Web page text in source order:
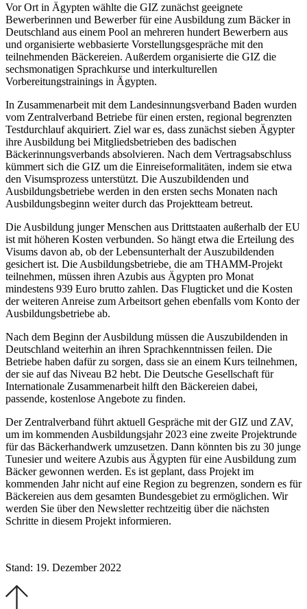
Vor Ort in Ägypten wählte die GIZ zunächst geeignete
Bewerberinnen und Bewerber für eine Ausbildung zum Bäcker in
Deutschland aus einem Pool an mehreren hundert Bewerbern aus
und organisierte webbasierte Vorstellungsgespräche mit den
teilnehmenden Bäckereien. Außerdem organisierte die GIZ die
sechsmonatigen Sprachkurse und interkulturellen
Vorbereitungstrainings in Ägypten.
In Zusammenarbeit mit dem Landesinnungsverband Baden wurden
vom Zentralverband Betriebe für einen ersten, regional begrenzten
Testdurchlauf akquiriert. Ziel war es, dass zunächst sieben Ägypter
ihre Ausbildung bei Mitgliedsbetrieben des badischen
Bäckerinnungsverbands absolvieren. Nach dem Vertragsabschluss
kümmert sich die GIZ um die Einreiseformalitäten, indem sie etwa
den Visumsprozess unterstützt. Die Auszubildenden und
Ausbildungsbetriebe werden in den ersten sechs Monaten nach
Ausbildungsbeginn weiter durch das Projektteam betreut.
Die Ausbildung junger Menschen aus Drittstaaten außerhalb der EU
ist mit höheren Kosten verbunden. So hängt etwa die Erteilung des
Visums davon ab, ob der Lebensunterhalt der Auszubildenden
gesichert ist. Die Ausbildungsbetriebe, die am THAMM-Projekt
teilnehmen, müssen ihren Azubis aus Ägypten pro Monat
mindestens 939 Euro brutto zahlen. Das Flugticket und die Kosten
der weiteren Anreise zum Arbeitsort gehen ebenfalls vom Konto der
Ausbildungsbetriebe ab.
Nach dem Beginn der Ausbildung müssen die Auszubildenden in
Deutschland weiterhin an ihren Sprachkenntnissen feilen. Die
Betriebe haben dafür zu sorgen, dass sie an einem Kurs teilnehmen,
der sie auf das Niveau B2 hebt. Die Deutsche Gesellschaft für
Internationale Zusammenarbeit hilft den Bäckereien dabei,
passende, kostenlose Angebote zu finden.
Der Zentralverband führt aktuell Gespräche mit der GIZ und ZAV,
um im kommenden Ausbildungsjahr 2023 eine zweite Projektrunde
für das Bäckerhandwerk umzusetzen. Dann könnten bis zu 30 junge
Tunesier und weitere Azubis aus Ägypten für eine Ausbildung zum
Bäcker gewonnen werden. Es ist geplant, dass Projekt im
kommenden Jahr nicht auf eine Region zu begrenzen, sondern es für
Bäckereien aus dem gesamten Bundesgebiet zu ermöglichen. Wir
werden Sie über den Newsletter rechtzeitig über die nächsten
Schritte in diesem Projekt informieren.
Stand: 19. Dezember 2022